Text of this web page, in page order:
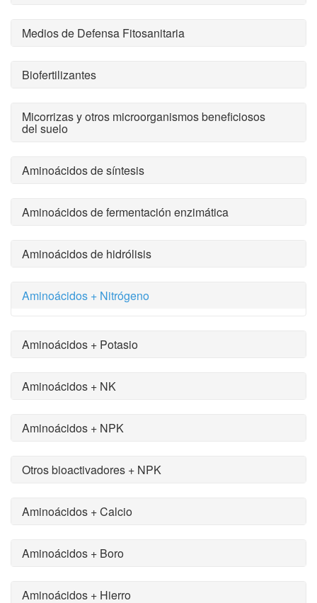
Medios de Defensa Fitosanitaria
Biofertilizantes
Micorrizas y otros microorganismos beneficiosos
del suelo
Aminoácidos de síntesis
Aminoácidos de fermentación enzimática
Aminoácidos de hidrólisis
Aminoácidos + Nitrógeno
Aminoácidos + Potasio
Aminoácidos + NK
Aminoácidos + NPK
Otros bioactivadores + NPK
Aminoácidos + Calcio
Aminoácidos + Boro
Aminoácidos + Hierro